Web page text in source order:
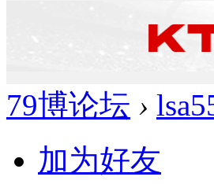
79博论坛 ›
加为好友